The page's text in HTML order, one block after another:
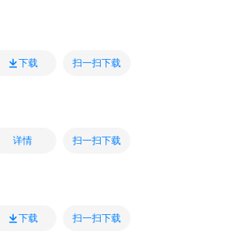
下载 扫一扫下载
详情 扫一扫下载
下载 扫一扫下载